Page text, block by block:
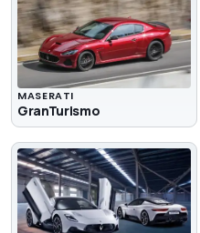
MASERATI
GranTurismo